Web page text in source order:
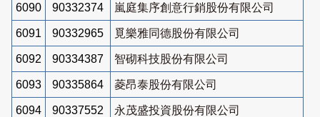
6090 90332374 嵐庭集序創意行銷股份有限公司
6091 90332965 覓樂雅同德股份有限公司
6092 90334387 智砌科技股份有限公司
6093 90335864 菱昂泰股份有限公司
6094 90337552 永茂盛投資股份有限公司